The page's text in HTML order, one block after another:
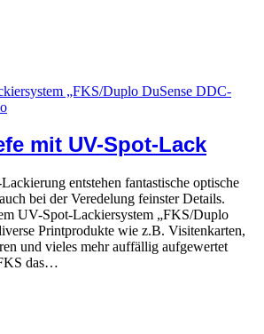
mit UV-Spot-Lack
entstehen fantastische optische
bei der Veredelung feinster Details.
UV-Spot-Lackiersystem „FKS/Duplo
Printprodukte wie z.B. Visitenkarten,
und vieles mehr auffällig aufgewertet
das…